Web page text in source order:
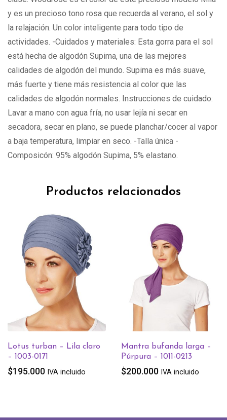
y es un precioso tono rosa que recuerda al verano, el sol y
la relajación. Un color inteligente para todo tipo de
actividades. -Cuidados y materiales: Esta gorra para el sol
está hecha de algodón Supima, una de las mejores
calidades de algodón del mundo. Supima es más suave,
más fuerte y tiene más resistencia al color que las
calidades de algodón normales. Instrucciones de cuidado:
Lavar a mano con agua fría, no usar lejía ni secar en
secadora, secar en plano, se puede planchar/cocer al vapor
a baja temperatura, limpiar en seco. -Talla única -
Composicón: 95% algodón Supima, 5% elastano.
Productos relacionados
Mantra bufanda larga –
Púrpura – 1011-0213
$200.000 IVA incluido
Turbante Arctic – Negro –
1025-0209
165.000 IVA incluido